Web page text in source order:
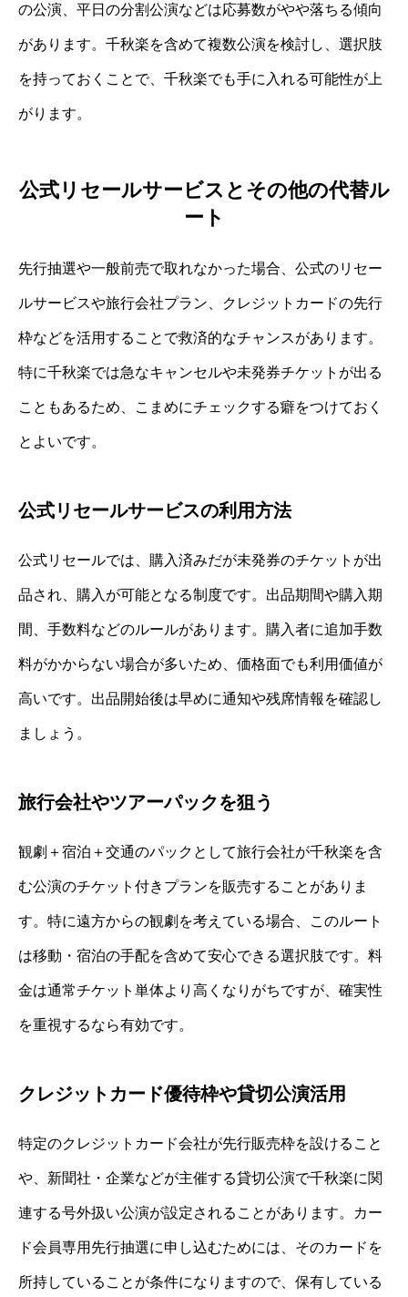
の公演、平日の分割公演などは応募数がやや落ちる傾向
があります。千秋楽を含めて複数公演を検討し、選択肢
を持っておくことで、千秋楽でも手に入れる可能性が上
がります。
公式リセールサービスとその他の代替ル
ート
先行抽選や一般前売で取れなかった場合、公式のリセー
ルサービスや旅行会社プラン、クレジットカードの先行
枠などを活用することで救済的なチャンスがあります。
特に千秋楽では急なキャンセルや未発券チケットが出る
こともあるため、こまめにチェックする癖をつけておく
とよいです。
公式リセールサービスの利用方法
公式リセールでは、購入済みだが未発券のチケットが出
品され、購入が可能となる制度です。出品期間や購入期
間、手数料などのルールがあります。購入者に追加手数
料がかからない場合が多いため、価格面でも利用価値が
高いです。出品開始後は早めに通知や残席情報を確認し
ましょう。
旅行会社やツアーパックを狙う
観劇＋宿泊＋交通のパックとして旅行会社が千秋楽を含
む公演のチケット付きプランを販売することがありま
す。特に遠方からの観劇を考えている場合、このルート
は移動・宿泊の手配を含めて安心できる選択肢です。料
金は通常チケット単体より高くなりがちですが、確実性
を重視するなら有効です。
クレジットカード優待枠や貸切公演活用
特定のクレジットカード会社が先行販売枠を設けること
や、新聞社・企業などが主催する貸切公演で千秋楽に関
連する号外扱い公演が設定されることがあります。カー
ド会員専用先行抽選に申し込むためには、そのカードを
所持していることが条件になりますので、保有している